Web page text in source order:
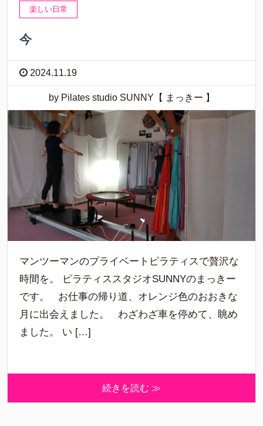
楽しい日常
今
2024.11.19
by Pilates studio SUNNY【 まっきー 】
マンツーマンのプライベートピラティスで贅沢な
時間を。 ピラティススタジオSUNNYのまっきー
です。 お仕事の帰り道、オレンジ色のおおきな
月に出会えました。 わざわざ車を停めて、眺め
ました。 い […]
続きを読む ≫